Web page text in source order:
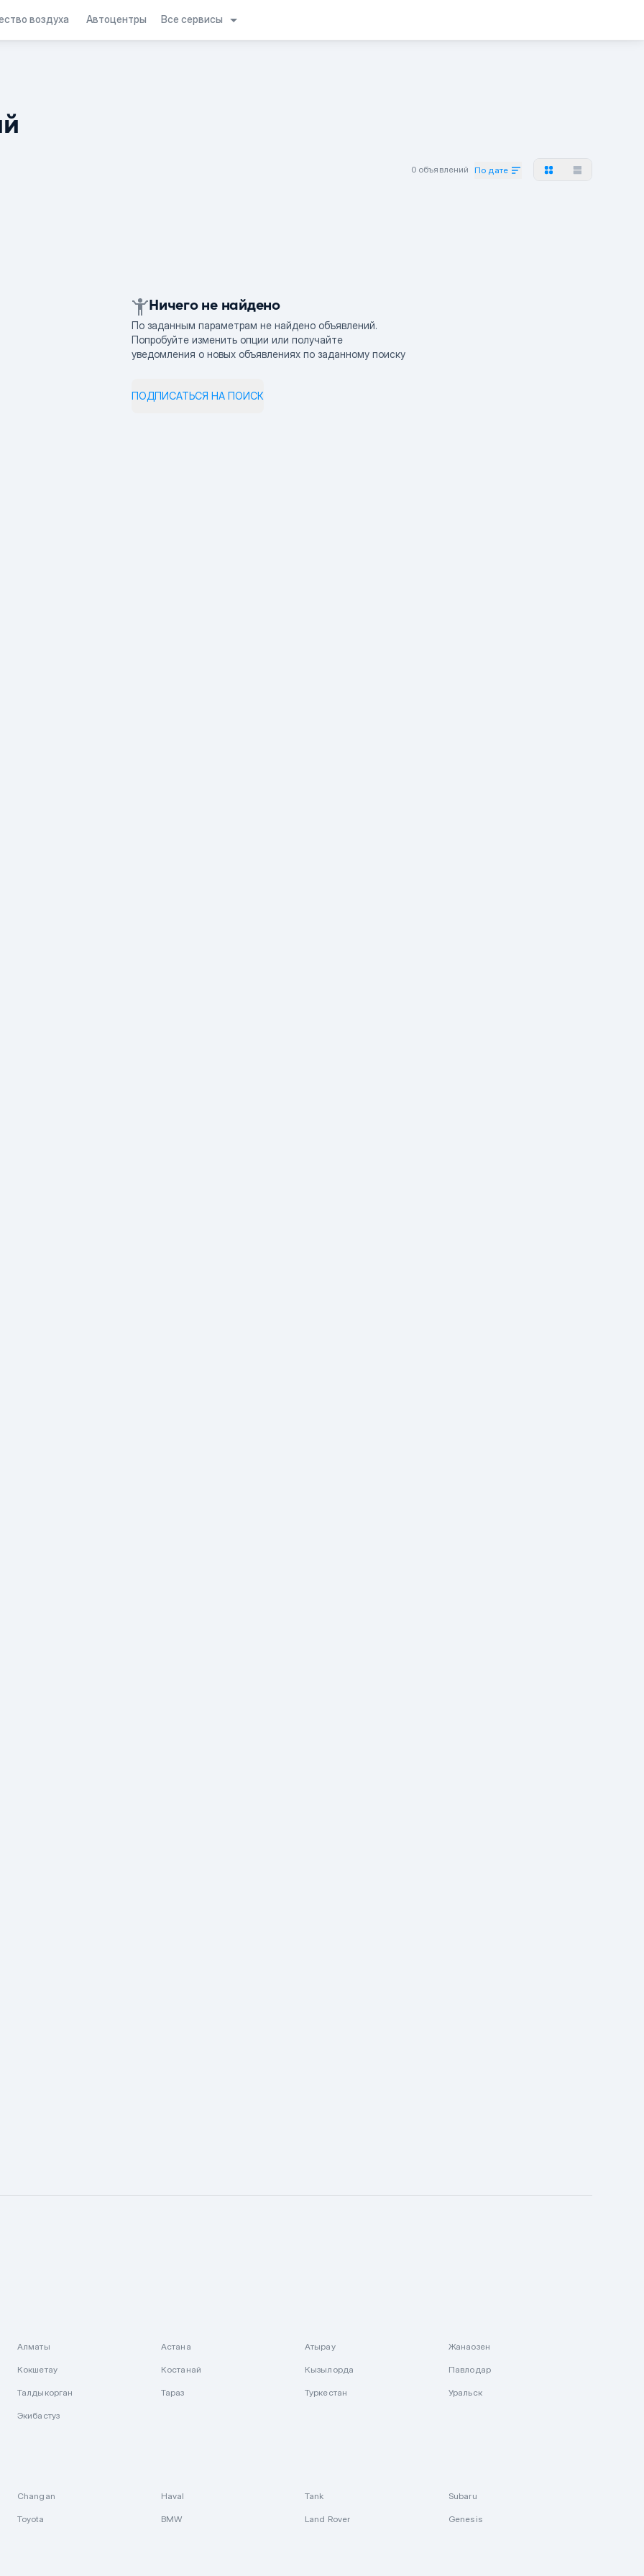
воздуха Автоцентры Все сервисы
0 объявлений По дате
Ничего не найдено
По заданным параметрам не найдено объявлений.
Попробуйте изменить опции или получайте
уведомления о новых объявлениях по заданному поиску
ПОДПИСАТЬСЯ НА ПОИСК
Алматы Астана Атырау Жанаозен
Кокшетау Костанай Кызылорда Павлодар
Талдыкорган Тараз Туркестан Уральск
Экибастуз
Changan Haval Tank Subaru
Toyota BMW Land Rover Genesis